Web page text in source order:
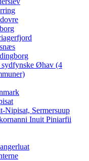
sydfynske Øhav (4
Nipisat, Sermersuup
Inuit Piniarfii